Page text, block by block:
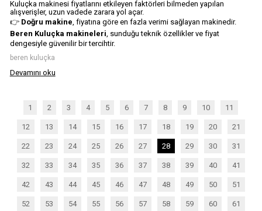
Kuluçka makinesi fiyatlarını etkileyen faktörleri bilmeden yapılan
alışverişler, uzun vadede zarara yol açar.
👉 Doğru makine, fiyatına göre en fazla verimi sağlayan makinedir.
Beren Kuluçka makineleri, sunduğu teknik özellikler ve fiyat
dengesiyle güvenilir bir tercihtir.
beren kuluçka
Devamını oku
1 2 3 4 5 6 7 8 9 10 11
12 13 14 15 16 17 18 19 20 21
22 23 24 25 26 27 28 29 30 31
32 33 34 35 36 37 38 39 40 41
42 43 44 45 46 47 48 49 50 51
52 53 54 55 56 57 58 59 60 61